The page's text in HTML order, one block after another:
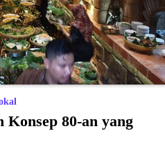
Konsep 80-an yang